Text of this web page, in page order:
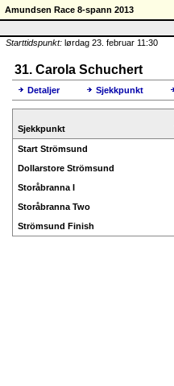
Amundsen Race 8-spann 2013
Starttidspunkt: lørdag 23. februar 11:30
31. Carola Schuchert
Detaljer Sjekkpunkt
Sjekkpunkt
Start Strömsund
Dollarstore Strömsund
Storåbranna I
Storåbranna Two
Strömsund Finish